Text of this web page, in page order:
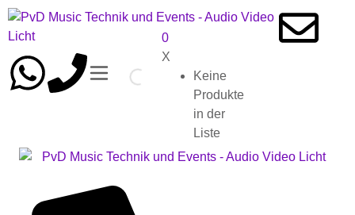
0
X
Keine
Produkte
in der
Liste